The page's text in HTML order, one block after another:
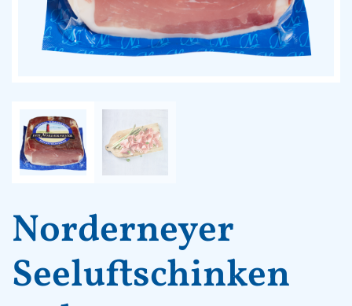
Norderneyer
Seeluftschinken